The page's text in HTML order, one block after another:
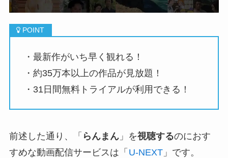
・最新作がいち早く観れる！
・約35万本以上の作品が見放題！
・31日間無料トライアルが利用できる！
前述した通り、「 らんまん」を視聴するのにおす
すめな動画配信サービスは「 U-NEXT」です。